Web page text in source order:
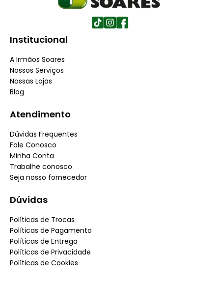
Institucional
A Irmãos Soares
Nossos Serviços
Nossas Lojas
Blog
Atendimento
Dúvidas Frequentes
Fale Conosco
Minha Conta
Trabalhe conosco
Seja nosso fornecedor
Dúvidas
Políticas de Trocas
Políticas de Pagamento
Políticas de Entrega
Políticas de Privacidade
Políticas de Cookies